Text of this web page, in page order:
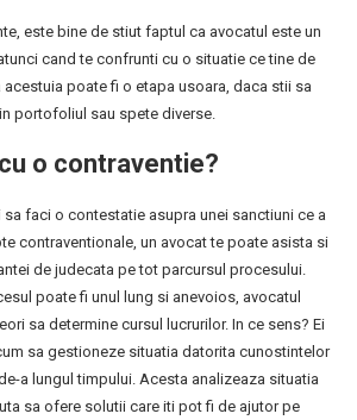
este bine de stiut faptul ca avocatul este un
cand te confrunti cu o situatie ce tine de
acestuia poate fi o etapa usoara, daca stii sa
portofoliul sau spete diverse.
o contraventie?
faci o contestatie asupra unei sanctiuni ce a
contraventionale, un avocat te poate asista si
de judecata pe tot parcursul procesului.
poate fi unul lung si anevoios, avocatul
sa determine cursul lucrurilor. In ce sens? Ei
sa gestioneze situatia datorita cunostintelor
a lungul timpului. Acesta analizeaza situatia
sa ofere solutii care iti pot fi de ajutor pe